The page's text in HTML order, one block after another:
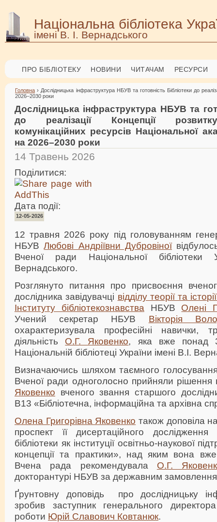
Національна бібліотека
імені В. І. Вернадського
ПРО БІБЛІОТЕКУ НОВИНИ ЧИТАЧАМ РЕСУРСИ
Головна › Дослідницька інфраструктура НБУВ та готовність Бібліотеки до
2026–2030 роки
Дослідницька інфраструктура НБУВ та
до реалізації Концепції
комунікаційних ресурсів Національної
на 2026–2030 роки
14 Травень 2026
Поділитися:
Дата події:
12-05-2026
12 травня 2026 року під головуванням
НБУВЛюбові Андріївни Дубровіної
Вченої ради Національної бібліотеки
Вернадського.
Розглянуто питання про присвоєння
дослідника завідувачці відділу теорії та
Інституту бібліотекознавства НБУВ Олені
Учений секретар НБУВ Вікторія
охарактеризувала професійні навички,
діяльність О.Г. Яковенко, яка вже понад
Національній бібліотеці України імені В.І.
Визначаючись шляхом таємного
Вченої ради одноголосно прийняли
Яковенко вченого звання старшого
В13 «Бібліотечна, інформаційна та архівна
Олена Григорівна Яковенко також доповіла
проспект її дисертаційного
бібліотеки як інституції освітньо-наукової
концепції та практики», над яким вона
Вчена рада рекомендувала О.Г.
докторантурі НБУВ за державним
Ґрунтовну доповідь про дослідницьку
зробив заступник генерального
роботи Юрій Славович Ковтанюк.